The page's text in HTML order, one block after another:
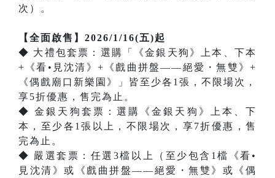
次）。
【全面啟售】2026/1/16(五)起
◆ 大禮包套票：選購「《金銀天狗》上本、下本
+《看•見沈清》+《戲曲拼盤——絕愛・無雙》+
《偶戲廟口新樂園》」皆至少各1張，不限場次，
享5折優惠，售完為止。
◆ 金銀天狗套票：選購《金銀天狗》上本、下
本，至少各1張以上，不限場次，享7折優惠，售
完為止。
◆ 嚴選套票：任選3檔以上（至少包含1檔《看•
見沈清》或《戲曲拼盤——絕愛・無雙》或《偶